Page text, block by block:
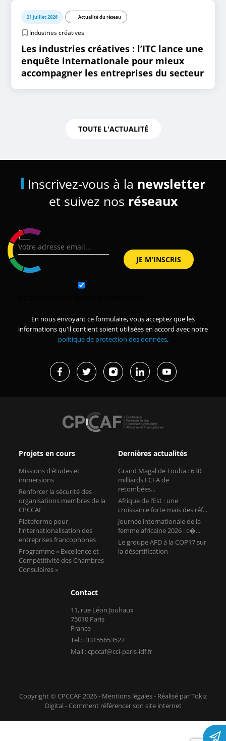
21 juillet 2026 Actualité du réseau
Industries créatives
Les industries créatives : l’ITC lance une
enquête internationale pour mieux
accompagner les entreprises du secteur
TOUTE L'ACTUALITÉ
Inscrivez-vous à la newsletter
et suivez nos réseaux
En nous envoyant ce formulaire, vous acceptez que les
informations qu'il contient soient utilisées en accord avec notre
politique de protection des données.
Projets en cours
Missions d’études et
immersions
Renforcer la sécurité des
organisations membres de la
CPCCAF
Plateforme pour
l’internationalisation des
entreprises francophones
Programme « Excellence et
Compétitivité des Chambres
Consulaires »
Dernières actualités
Grand Magal de Touba : 630
milliards FCFA de
retombées...
Afrique de l’Est : une
croissance forte mais des réf...
Journée internationale de la
femme africaine 2026 : c�...
Le groupe AFD à la COP17 sur
la désertification
Contact
11, rue Léon Jouhaux
75010 Paris
France
Tel :+33155653527
Mail : cpccaf@cci-paris-idf.fr
Copyright © CPCCAF 2026 - Mentions légales- Réalisé par Tokiz
Digital - Comment référencer son site internet